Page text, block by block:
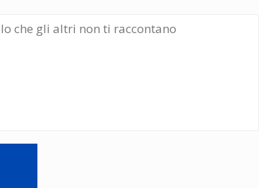
che gli altri non ti raccontano